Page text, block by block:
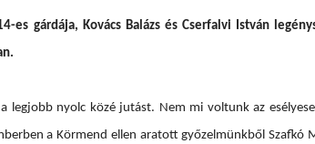
es gárdája, Kovács Balázs és Cserfalvi István
legjobb nyolc közé jutást. Nem mi voltunk az
a Körmend ellen aratott győzelmünkből Szafkó